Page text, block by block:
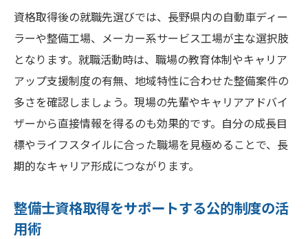
資格取得後の就職先選びでは、長野県内の自動車ディー
ラーや整備工場、メーカー系サービス工場が主な選択肢
となります。就職活動時は、職場の教育体制やキャリア
アップ支援制度の有無、地域特性に合わせた整備案件の
多さを確認しましょう。現場の先輩やキャリアアドバイ
ザーから直接情報を得るのも効果的です。自分の成長目
標やライフスタイルに合った職場を見極めることで、長
期的なキャリア形成につながります。
整備士資格取得をサポートする公的制度の活
用術